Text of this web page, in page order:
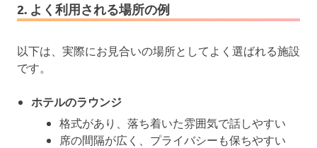
2. よく利用される場所の例
以下は、実際にお見合いの場所としてよく選ばれる施設
です。
ホテルのラウンジ
格式があり、落ち着いた雰囲気で話しやすい
席の間隔が広く、プライバシーも保ちやすい